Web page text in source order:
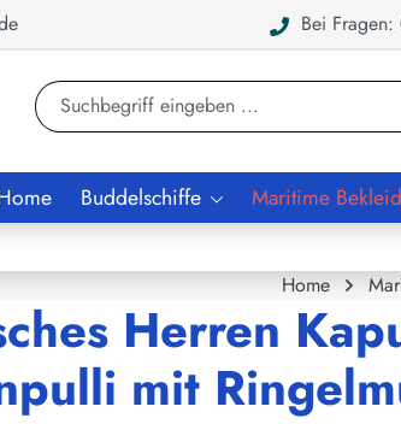
Bei Fragen:
Buddelschiffe Maritime
Home
Herren
mit